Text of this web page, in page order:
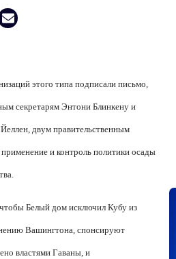
этого типа подписали письмо,
секретарям Энтони Блинкену и
двум правительственным
и контроль политики осады
Белый дом исключил Кубу из
Вашингтона, спонсируют
властями Гаваны, и